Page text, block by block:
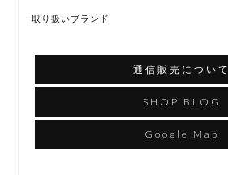
取り扱いブランド
通信販売について
SHOP BLOG
Google Map